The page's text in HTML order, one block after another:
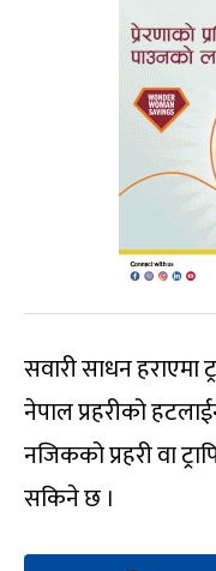
सवारी साधन हराएमा
नेपाल प्रहरीको
नजिकको प्रहरी वा
सकिने छ ।